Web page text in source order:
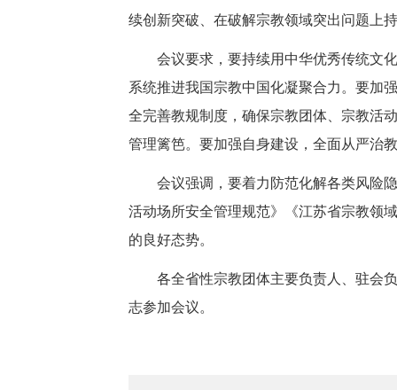
续创新突破、在破解宗教领域突出问题上
会议要求，要持续用中华优秀传统文
系统推进我国宗教中国化凝聚合力。要加
全完善教规制度，确保宗教团体、宗教活
管理篱笆。要加强自身建设，全面从严治
会议强调，要着力防范化解各类风险
活动场所安全管理规范》《江苏省宗教领
的良好态势。
各全省性宗教团体主要负责人、驻会
志参加会议。